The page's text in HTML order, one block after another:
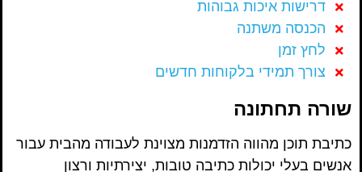
דרישות איכות גבוהות
הכנסה משתנה
לחץ זמן
צורך תמידי בלקוחות חדשים
שורה תחתונה
כתיבת תוכן מהווה הזדמנות מצוינת לעבודה מהבית עבור
אנשים בעלי יכולות כתיבה טובות, יצירתיות ורצון